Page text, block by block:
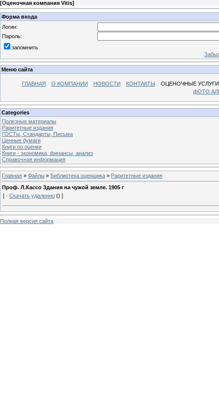
[Оценочная компания Vitis]
Форма входа
Логин:
Пароль:
запомнить
Меню сайта
ГЛАВНАЯ О КОМПАНИИ НОВОСТИ КОНТАКТЫ
ОЦЕНОЧНЫЕ УСЛУГИ
фОТО
Categories
Полезные материалы
Раритетные издания
ГОСТы, Стандарты, Письма
Ценные бумаги
Книги по оценки
Книги - экономика, финансы, анализ
Справочная информация
Главная » Файлы » Библиотека оценщика » Раритетные издания
Проф. Л.Кассо Здания на чужой земле. 1905 г
[ · Скачать удаленно () ]
Полная версия сайта